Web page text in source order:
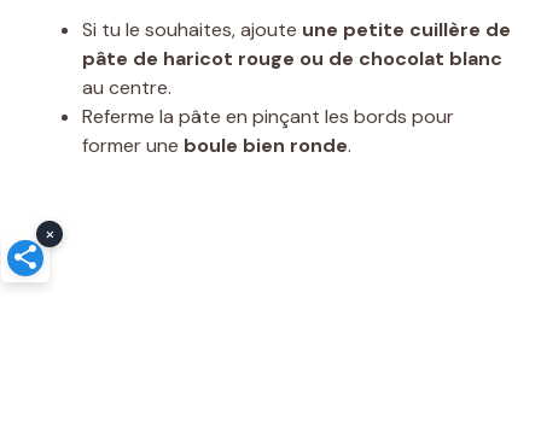
Si tu le souhaites, ajoute une petite cuillère de
pâte de haricot rouge ou de chocolat blanc
au centre.
Referme la pâte en pinçant les bords pour
former une boule bien ronde.
×